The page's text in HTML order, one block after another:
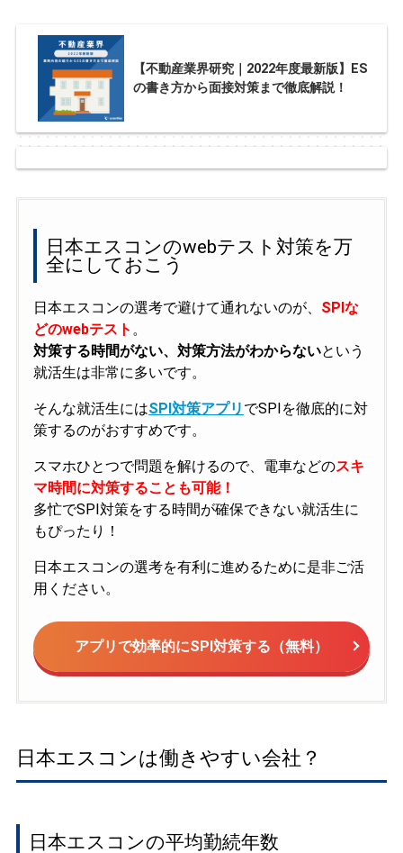
【不動産業界研究｜2022年度最新版】ES
の書き方から面接対策まで徹底解説！
日本エスコンのwebテスト対策を万
全にしておこう
日本エスコンの選考で避けて通れないのが、 SPIな
どのwebテスト 。
対策する時間がない、対策方法がわからないという
就活生は非常に多いです。
そんな就活生にはSPI対策アプリ でSPIを徹底的に対
策するのがおすすめです。
スマホひとつで問題を解けるので、電車などのスキ
マ時間に対策することも可能！
多忙でSPI対策をする時間が確保できない就活生に
もぴったり！
日本エスコンの選考を有利に進めるために是非ご活
用ください。
アプリで効率的にSPI対策する（無料）
日本エスコンは働きやすい会社？
日本エスコンの平均勤続年数